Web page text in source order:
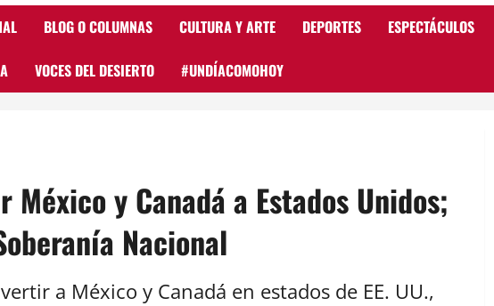
BLOG O COLUMNAS CULTURA Y ARTE DEPORTES ESPECTÁCULOS
VOCES DEL DESIERTO #UNDÍACOMOHOY
México y Canadá a Estados Unidos;
Nacional
a México y Canadá en estados de EE. UU.,